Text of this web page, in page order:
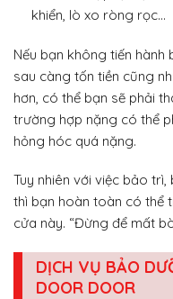
khiển, lò xo ròng rọc…
Nếu bạn không tiến
sau càng tốn tiền cũng
hơn, có thể bạn sẽ phải
trường hợp nặng có thể
hỏng hóc quá nặng.
Tuy nhiên với việc bảo
thì bạn hoàn toàn có thể
cửa này. “Đừng để mất
DỊCH VỤ BẢO
DOOR DOOR